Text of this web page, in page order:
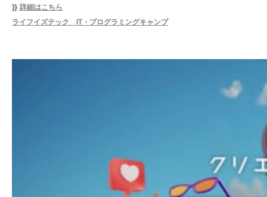
詳細はこちら
ライフイズテック IT・プログラミングキャンプ